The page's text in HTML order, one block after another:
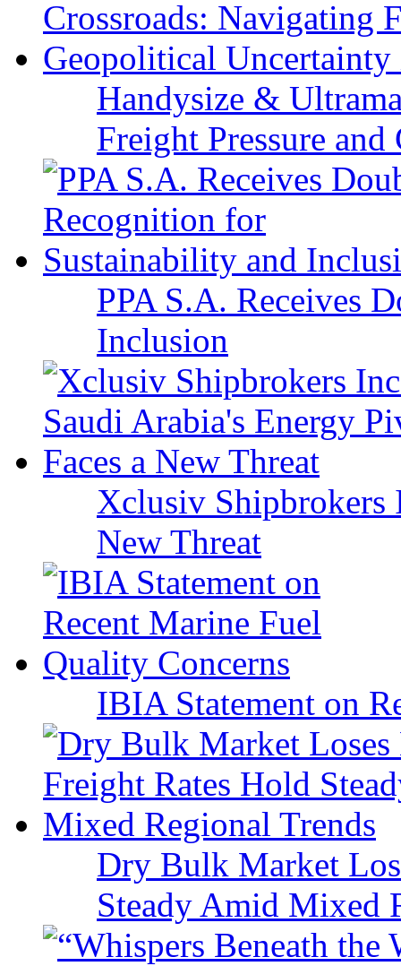
Handysize &
Freight Pressure
PPA S.A. Receives
Inclusion
Xclusiv Shipbrokers
New Threat
IBIA Statement on
Dry Bulk Market
Steady Amid Mixed